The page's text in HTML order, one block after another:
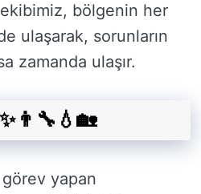
bölgenin her
ulaşarak, sorunların
zamanda ulaşır.
yapan